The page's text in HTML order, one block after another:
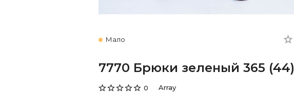
Мало
7770 Брюки зеленый 365 (44)
0 Array